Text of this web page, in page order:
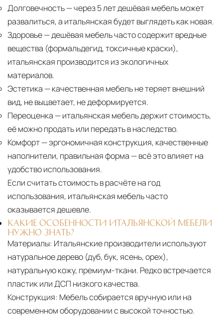
Долговечность— через 5 лет дешёвая мебель может
развалиться, а итальянская будет выглядеть как новая.
Здоровье— дешёвая мебель часто содержит вредные
вещества (формальдегид, токсичные краски),
итальянская производится из экологичных
материалов.
Эстетика — качественная мебель не теряет внешний
вид, не выцветает, не деформируется.
Переоценка — итальянская мебель держит стоимость,
её можно продать или передать в наследство.
Комфорт— эргономичная конструкция, качественные
наполнители, правильная форма — всё это влияет на
удобство использования.
Если считать стоимость в расчёте на год
использования, итальянская мебель часто
оказывается дешевле.
КАКИЕ ОСОБЕННОСТИ ИТАЛЬЯНСКОЙ МЕБЕЛИ
НУЖНО ЗНАТЬ?
Материалы: Итальянские производители используют
натуральное дерево (дуб, бук, ясень, орех),
натуральную кожу, премиум-ткани. Редко встречается
пластик или ДСП низкого качества.
Конструкция: Мебель собирается вручную или на
современном оборудовании с высокой точностью.